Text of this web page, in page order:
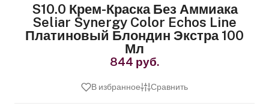
S10.0 Крем-Краска Без Аммиака
Seliar Synergy Color Echos Line
Платиновый Блондин Экстра 100
Мл
844 руб.
В избранное Сравнить